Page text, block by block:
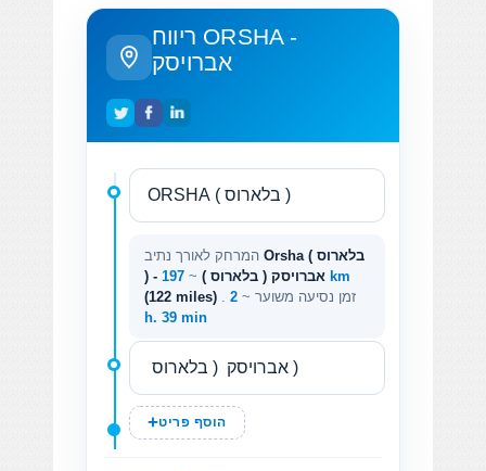
ריווח ORSHA -
אברויסק
Orsha ( בלארוס
) - אברויסק ( בלארוס ) ~
197 km
(122 miles)
. זמן נסיעה משוער ~ 2
h. 39 min
הוסף פריט